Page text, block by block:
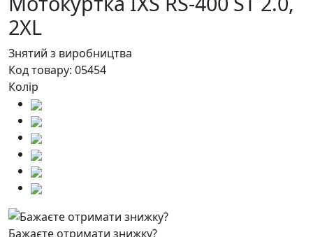
2XL
Знятий з виробництва
Код товару: 05454
Колір
Бажаєте отримати знижку?